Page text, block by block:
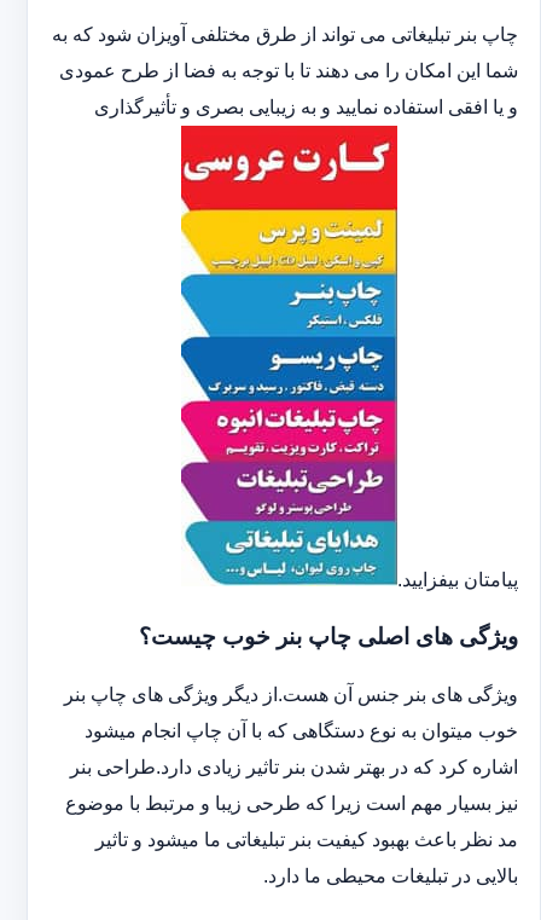
چاپ بنر تبلیغاتی می تواند از طرق مختلفی آویزان شود که به
شما این امکان را می دهند تا با توجه به فضا از طرح عمودی
و یا افقی استفاده نمایید و به زیبایی بصری و تأثیرگذاری
پیامتان بیفزایید.
ویژگی های اصلی چاپ بنر خوب چیست؟
ویژگی های بنر جنس آن هست.از دیگر ویژگی های چاپ بنر
خوب میتوان به نوع دستگاهی که با آن چاپ انجام میشود
اشاره کرد که در بهتر شدن بنر تاثیر زیادی دارد.طراحی بنر
نیز بسیار مهم است زیرا که طرحی زیبا و مرتبط با موضوع
مد نظر باعث بهبود کیفیت بنر تبلیغاتی ما میشود و تاثیر
بالایی در تبلیغات محیطی ما دارد.